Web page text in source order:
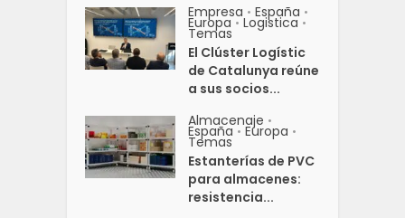
Empresa • España •
Europa • Logistica •
Temas
El Clúster Logístic
de Catalunya reúne
a sus socios...
Almacenaje •
España • Europa •
Temas
Estanterías de PVC
para almacenes:
resistencia...